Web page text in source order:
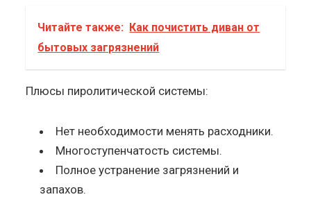
Читайте также: Как почистить диван от
бытовых загрязнений
Плюсы пиролитической системы:
Нет необходимости менять расходники.
Многоступенчатость системы.
Полное устранение загрязнений и
запахов.